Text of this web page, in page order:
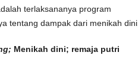
terlaksananya program
tentang dampak dari menikah dini.
Menikah dini; remaja putri